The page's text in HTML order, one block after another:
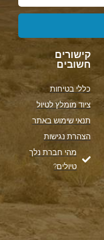
קישורים
חשובים
כללי בטיחות
ציוד מומלץ לטיול
תנאי שימוש באתר
הצהרת נגישות
מהי חברת נלך
טיולים?